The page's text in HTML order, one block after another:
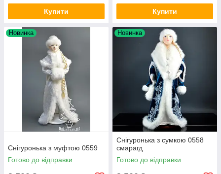
Купити Купити
Новинка
Снігуронька з муфтою 0559
Готово до відправки
Новинка
Снігуронька з сумкою 0558
смарагд
Готово до відправки